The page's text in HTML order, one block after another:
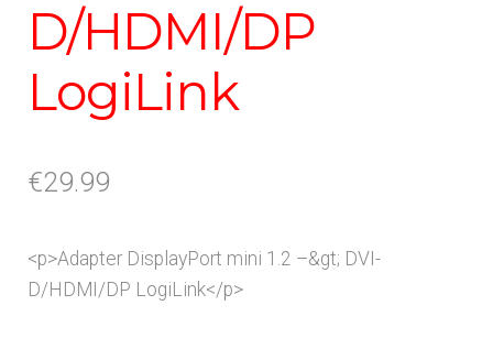
D/HDMI/DP
LogiLink
€29.99
<p>Adapter DisplayPort mini 1.2 –&gt; DVI-
D/HDMI/DP LogiLink</p>